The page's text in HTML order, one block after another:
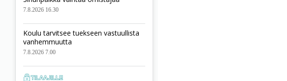
7.8.2026 16.30
Koulu tarvitsee tuekseen vastuullista
vanhemmuutta
7.8.2026 7.00